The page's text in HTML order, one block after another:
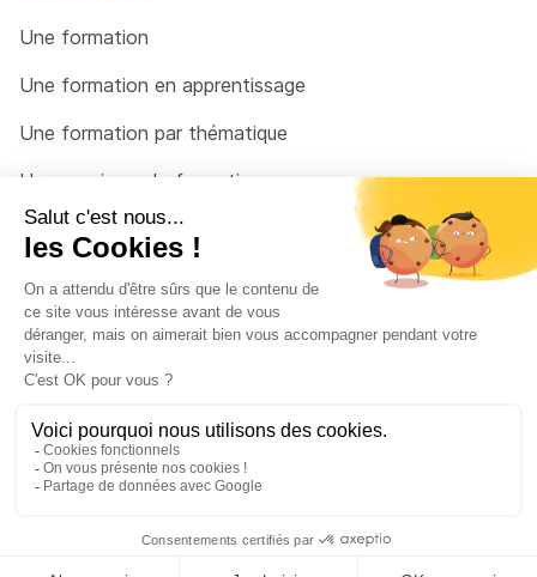
Une formation
Une formation en apprentissage
Une formation par thématique
Un organisme de formation
Un conseiller
Une solution pour raccrocher
© 2026 - Côté Formations - par Via Compétences
Menu Pied de page
Mentions Légales
Politique de confidentialité